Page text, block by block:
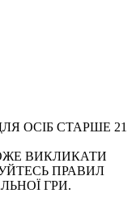
ОСІБ СТАРШЕ 21
ВИКЛИКАТИ
ПРАВИЛ
ГРИ.